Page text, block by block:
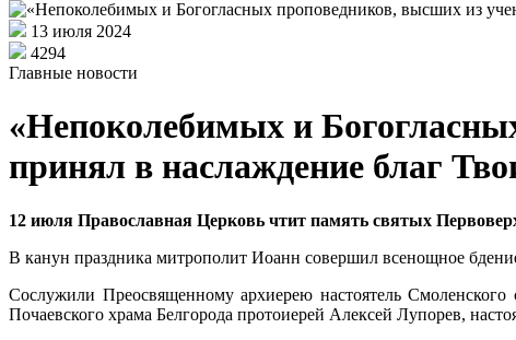
13 июля 2024
4294
Главные новости
«Непоколебимых и
принял в наслаждение благ
12 июля Православная Церковь чтит память святых
В канун праздника митрополит Иоанн совершил всенощное
Сослужили Преосвященному архиерею настоятель Смоленского
Почаевского храма Белгорода протоиерей Алексей Лупорев,